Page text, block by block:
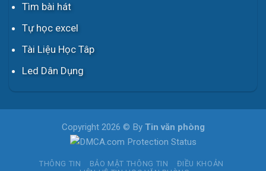
Tìm bài hát
Tự học excel
Tài Liệu Học Tâp
Led Dân Dụng
Copyright 2026 © By Tin văn phòng
THÔNG TIN BẢO MẬT THÔNG TIN
ĐIỀU KHOẢN